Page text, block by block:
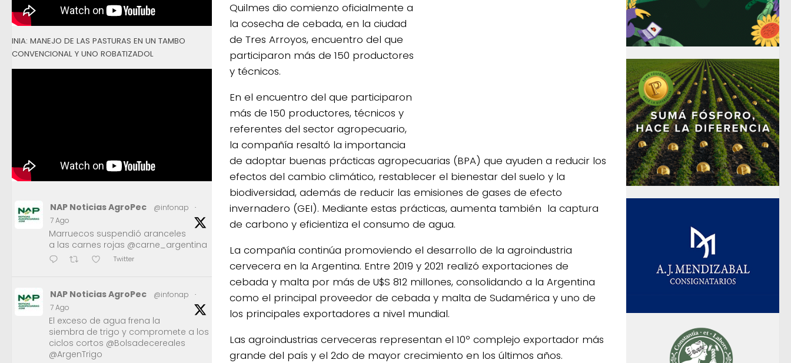
Quilmes dio comienzo oficialmente a
la cosecha de cebada, en la ciudad
de Tres Arroyos, encuentro del que
participaron más de 150 productores
y técnicos.
En el encuentro del que participaron
más de 150 productores, técnicos y
referentes del sector agropecuario,
la compañía resaltó la importancia
de adoptar buenas prácticas agropecuarias (BPA) que ayuden a reducir los
efectos del cambio climático, restablecer el bienestar del suelo y la
biodiversidad, además de reducir las emisiones de gases de efecto
invernadero (GEI). Mediante estas prácticas, aumenta también la captura
de carbono y eficientiza el consumo de agua.
La compañía continúa promoviendo el desarrollo de la agroindustria
cervecera en la Argentina. Entre 2019 y 2021 realizó exportaciones de
cebada y malta por más de U$S 812 millones, consolidando a la Argentina
como el principal proveedor de cebada y malta de Sudamérica y uno de
los principales exportadores a nivel mundial.
Las agroindustrias cerveceras representan el 10º complejo exportador más
grande del país y el 2do de mayor crecimiento en los últimos años.
INIA: MANEJO DE LAS PASTURAS EN UN TAMBO
CONVENCIONAL Y UNO ROBATIZADOL
NAP Noticias AgroPec @infonap
·
7 Ago
Marruecos suspendió aranceles
a las carnes rojas @carne_argentina
Twitter
NAP Noticias AgroPec @infonap
·
7 Ago
El exceso de agua frena la
siembra de trigo y compromete a los
ciclos cortos @Bolsadecereales
@ArgenTrigo